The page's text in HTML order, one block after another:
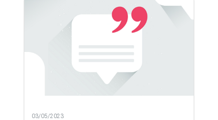
03/05/2023